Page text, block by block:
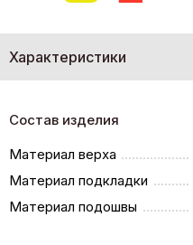
Характеристики
Состав изделия
Материал верха
Материал подкладки
Материал подошвы